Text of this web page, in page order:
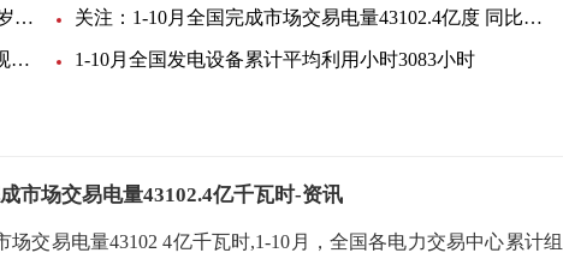
金龙羽董事长兼总经理郑永汉突发疾病逝世 年仅40岁|环球最新 关注：1-10月全国完成市场交易电量43102.4亿度 同比增43.3%
PYTHON25K全局快门CMOS图像传感器演示 世界观热点 1-10月全国发电设备累计平均利用小时3083小时
市场交易电量43102.4亿千瓦时-资讯
交易电量43102 4亿千瓦时,1-10月，全国各电力交易中心累计组